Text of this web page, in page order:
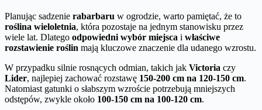
Planując sadzenie rabarbaru w ogrodzie, warto pamiętać, że to
roślina wieloletnia, która pozostaje na jednym stanowisku przez
wiele lat. Dlatego odpowiedni wybór miejsca i właściwe
rozstawienie roślin mają kluczowe znaczenie dla udanego wzrostu.
W przypadku silnie rosnących odmian, takich jak Victoria czy
Lider, najlepiej zachować rozstawę 150-200 cm na 120-150 cm.
Natomiast gatunki o słabszym wzroście potrzebują mniejszych
odstępów, zwykle około 100-150 cm na 100-120 cm.